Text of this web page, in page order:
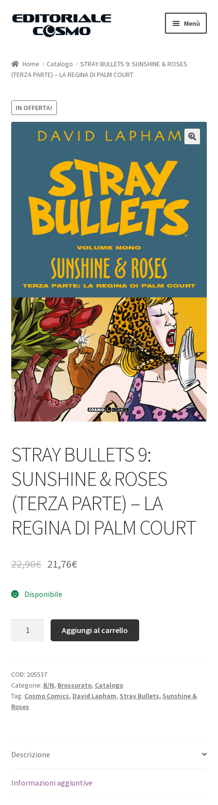
Vai
Vai
Menù
Catalogo
Carrello
Home Catalogo
STRAY BULLETS 9: SUNSHINE & ROSES
(TERZA PARTE) – LA REGINA DI PALM COURT
IN OFFERTA!
STRAY BULLETS 9:
SUNSHINE & ROSES
(TERZA PARTE) – LA
REGINA DI PALM COURT
22,90€ 21,76€
Disponibile
Aggiungi al carrello
COD: 205537
Categorie: B/N, Brossurato, Catalogo
Tag: Cosmo Comics, David Lapham, Stray Bullets, Sunshine &
Roses
Descrizione
Informazioni aggiuntive